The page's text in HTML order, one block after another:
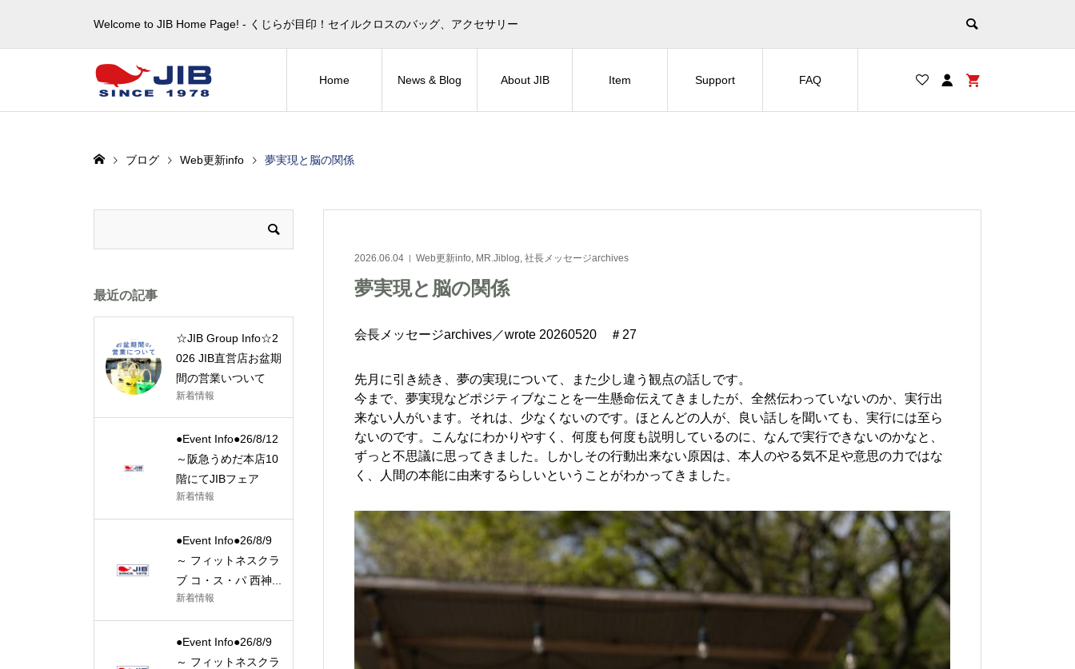
Welcome to JIB Home Page! ‐ くじらが目印！セイルクロスのバッグ、アクセサリー
Home News & Blog About JIB Item Support FAQ
ブログ Web更新info 夢実現と脳の関係
2026.06.04 Web更新info, MR.Jiblog, 社長メッセージarchives
夢実現と脳の関係
会長メッセージarchives／wrote 20260520 ＃27
先月に引き続き、夢の実現について、また少し違う観点の話しです。
今まで、夢実現などポジティブなことを一生懸命伝えてきましたが、全然伝わっていないのか、実行出
来ない人がいます。それは、少なくないのです。ほとんどの人が、良い話しを聞いても、実行には至ら
ないのです。こんなにわかりやすく、何度も何度も説明しているのに、なんで実行できないのかなと、
ずっと不思議に思ってきました。しかしその行動出来ない原因は、本人のやる気不足や意思の力ではな
く、人間の本能に由来するらしいということがわかってきました。
最近の記事
☆JIB Group Info☆2
026 JIB直営店お盆期
間の営業いついて
新着情報
●Event Info●26/8/12
～阪急うめだ本店10
階にてJIBフェア
新着情報
●Event Info●26/8/9
～ フィットネスクラ
ブ コ・ス・パ 西神...
新着情報
●Event Info●26/8/9
～ フィットネスクラ